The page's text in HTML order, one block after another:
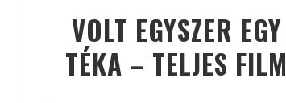
VOLT EGYSZER EGY
TÉKA – TELJES FILM